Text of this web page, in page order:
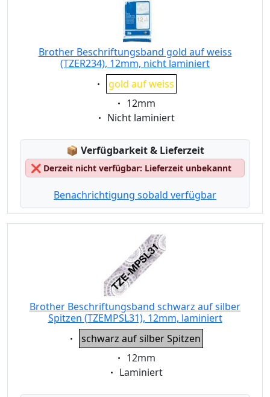
Brother Beschriftungsband gold auf weiss
(TZER234), 12mm, nicht laminiert
Eigenschaft:
gold auf weiss
Eigenschaft:
12mm
Eigenschaft:
Nicht laminiert
📦 Lagerstatus:
Verfügbarkeit & Lieferzeit
❌ Derzeit nicht verfügbar: Lieferzeit unbekannt
Benachrichtigung sobald verfügbar
Brother Beschriftungsband schwarz auf silber
Spitzen (TZEMPSL31), 12mm, laminiert
Eigenschaft:
schwarz auf silber Spitzen
Eigenschaft:
12mm
Eigenschaft:
Laminiert